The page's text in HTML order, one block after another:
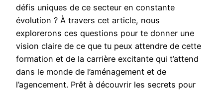
défis uniques de ce secteur en constante
évolution ? À travers cet article, nous
explorerons ces questions pour te donner une
vision claire de ce que tu peux attendre de cette
formation et de la carrière excitante qui t’attend
dans le monde de l’aménagement et de
l’agencement. Prêt à découvrir les secrets pour